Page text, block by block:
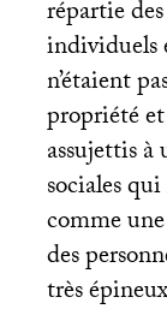
répartie
individuels
n’étaient
propriété
assujettis
sociales
comme
des
très